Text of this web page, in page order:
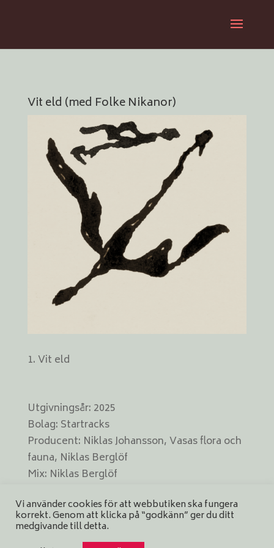
Vit eld (med Folke Nikanor)
Vit eld
Utgivningsår: 2025
Bolag: Startracks
Producent: Niklas Johansson, Vasas flora och
fauna, Niklas Berglöf
Mix: Niklas Berglöf
Omslag: Håkan Tegnestål
Format: digital singel
Vi använder cookies för att webbutiken ska fungera
korrekt. Genom att klicka på “godkänn” ger du ditt
medgivande till detta.